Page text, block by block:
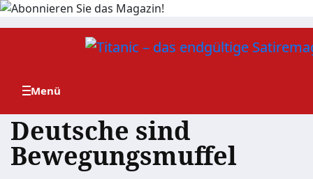
Zum
Deutsche sind
Bewegungsmuffel